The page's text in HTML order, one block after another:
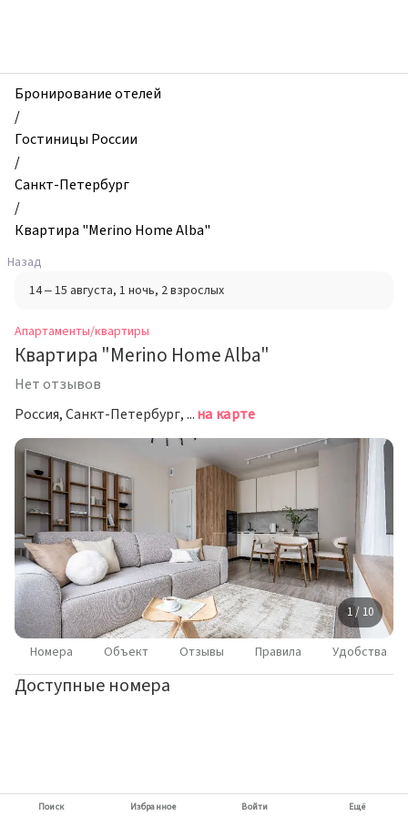
и
квартиры,
Квартира
"Merino
Home
Alba",
Санкт-
Петербург,
Россия
Бронирование отелей
/
Гостиницы России
/
Санкт-Петербург
/
Квартира "Merino Home Alba"
Назад
14 – 15 августа, 1 ночь, 2 взрослых
Апартаменты/квартиры
Квартира "Merino Home Alba"
Нет отзывов
Россия, Санкт-Петербург, Октябрьская набережная, 40на карте
1 / 10
Номера Объект Отзывы Правила Удобства
Доступные номера
Поиск Избранное Войти Ещё